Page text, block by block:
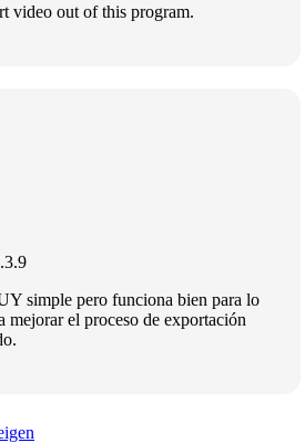
video out of this program.
simple pero funciona bien para lo
mejorar el proceso de exportación